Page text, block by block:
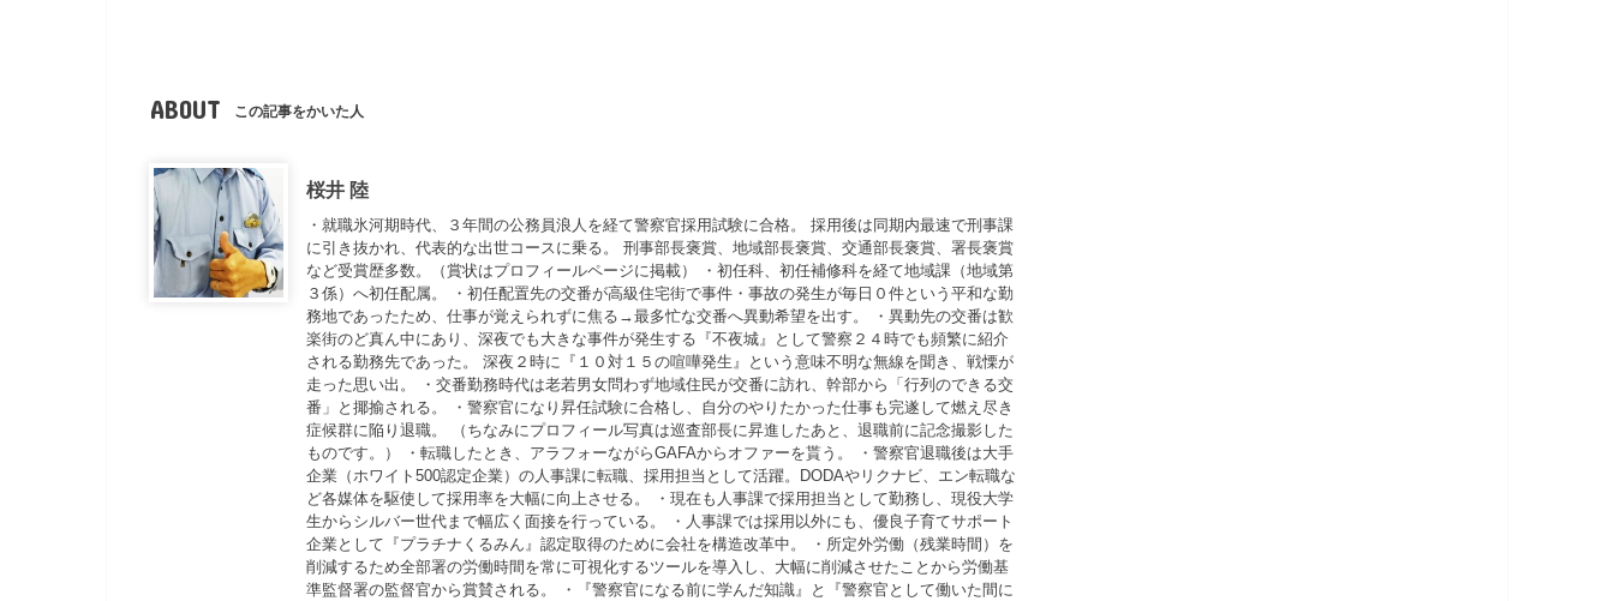
ABOUT この記事をかいた人
桜井 陸
・就職氷河期時代、３年間の公務員浪人を経て警察官採用試験に合格。 採用後は同期内最速で刑事課
に引き抜かれ、代表的な出世コースに乗る。 刑事部長褒賞、地域部長褒賞、交通部長褒賞、署長褒賞
など受賞歴多数。（賞状はプロフィールページに掲載） ・初任科、初任補修科を経て地域課（地域第
３係）へ初任配属。 ・初任配置先の交番が高級住宅街で事件・事故の発生が毎日０件という平和な勤
務地であったため、仕事が覚えられずに焦る→最多忙な交番へ異動希望を出す。 ・異動先の交番は歓
楽街のど真ん中にあり、深夜でも大きな事件が発生する『不夜城』として警察２４時でも頻繁に紹介
される勤務先であった。 深夜２時に『１０対１５の喧嘩発生』という意味不明な無線を聞き、戦慄が
走った思い出。 ・交番勤務時代は老若男女問わず地域住民が交番に訪れ、幹部から「行列のできる交
番」と揶揄される。 ・警察官になり昇任試験に合格し、自分のやりたかった仕事も完遂して燃え尽き
症候群に陥り退職。 （ちなみにプロフィール写真は巡査部長に昇進したあと、退職前に記念撮影した
ものです。） ・転職したとき、アラフォーながらGAFAからオファーを貰う。 ・警察官退職後は大手
企業（ホワイト500認定企業）の人事課に転職、採用担当として活躍。DODAやリクナビ、エン転職な
ど各媒体を駆使して採用率を大幅に向上させる。 ・現在も人事課で採用担当として勤務し、現役大学
生からシルバー世代まで幅広く面接を行っている。 ・人事課では採用以外にも、優良子育てサポート
企業として『プラチナくるみん』認定取得のために会社を構造改革中。 ・所定外労働（残業時間）を
削減するため全部署の労働時間を常に可視化するツールを導入し、大幅に削減させたことから労働基
準監督署の監督官から賞賛される。 ・『警察官になる前に学んだ知識』と『警察官として働いた間に